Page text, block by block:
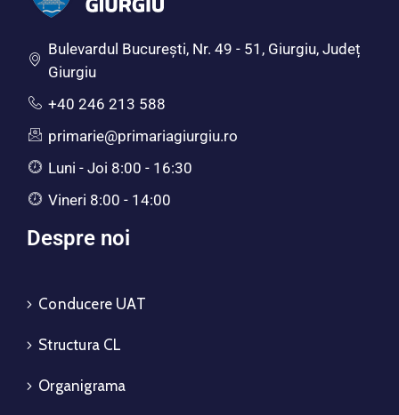
Bulevardul Bucureşti, Nr. 49 - 51, Giurgiu, Județ
Giurgiu
+40 246 213 588
primarie@primariagiurgiu.ro
Luni - Joi 8:00 - 16:30
Vineri 8:00 - 14:00
Despre noi
Conducere UAT
Structura CL
Organigrama